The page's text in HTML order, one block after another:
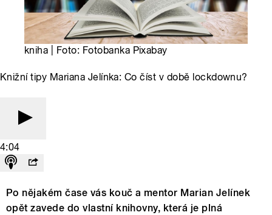
kniha | Foto: Fotobanka Pixabay
Knižní tipy Mariana Jelínka: Co číst v době lockdownu?
4:04
Po nějakém čase vás kouč a mentor Marian Jelínek
opět zavede do vlastní knihovny, která je plná